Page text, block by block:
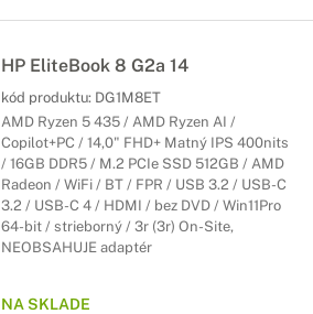
HP EliteBook 8 G2a 14
kód produktu: DG1M8ET
AMD Ryzen 5 435 / AMD Ryzen AI /
Copilot+PC / 14,0" FHD+ Matný IPS 400nits
/ 16GB DDR5 / M.2 PCIe SSD 512GB / AMD
Radeon / WiFi / BT / FPR / USB 3.2 / USB-C
3.2 / USB-C 4 / HDMI / bez DVD / Win11Pro
64-bit / strieborný / 3r (3r) On-Site,
NEOBSAHUJE adaptér
NA SKLADE